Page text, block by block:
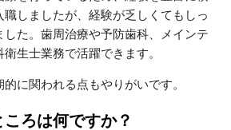
しましたが、経験が乏しくてもしっ
た。歯周治療や予防歯科、メインテ
生士業務で活躍できます。
に関われる点もやりがいです。
ろは何ですか？